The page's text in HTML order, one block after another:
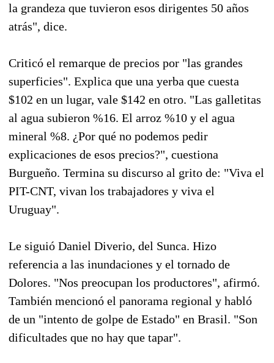
la grandeza que tuvieron esos dirigentes 50 años
atrás", dice.
Criticó el remarque de precios por "las grandes
superficies". Explica que una yerba que cuesta
$102 en un lugar, vale $142 en otro. "Las galletitas
al agua subieron %16. El arroz %10 y el agua
mineral %8. ¿Por qué no podemos pedir
explicaciones de esos precios?", cuestiona
Burgueño. Termina su discurso al grito de: "Viva el
PIT-CNT, vivan los trabajadores y viva el
Uruguay".
Le siguió Daniel Diverio, del Sunca. Hizo
referencia a las inundaciones y el tornado de
Dolores. "Nos preocupan los productores", afirmó.
También mencionó el panorama regional y habló
de un "intento de golpe de Estado" en Brasil. "Son
dificultades que no hay que tapar".